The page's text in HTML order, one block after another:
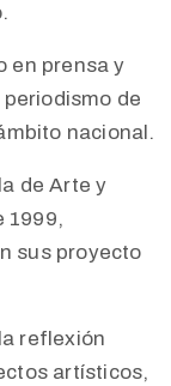
en prensa y
de
nacional.
de Arte y
1999,
sus proyecto
reflexión
artísticos,